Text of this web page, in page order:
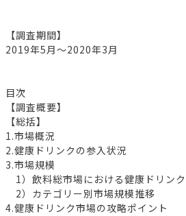
【調査期間】
2019年5月～2020年3月
目次
【調査概要】
【総括】
1.市場概況
2.健康ドリンクの参入状況
3.市場規模
1）飲料総市場における健康ドリン
2）カテゴリー別市場規模推移
4.健康ドリンク市場の攻略ポイント